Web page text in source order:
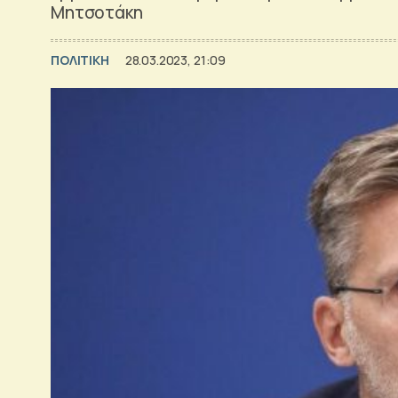
Μητσοτάκη
ΠΟΛΙΤΙΚΗ 28.03.2023, 21:09